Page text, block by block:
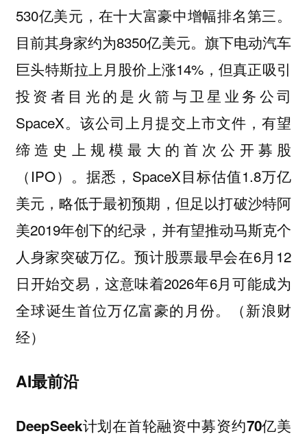
530亿美元，在十大富豪中增幅排名第三。
目前其身家约为8350亿美元。旗下电动汽车
巨头特斯拉上月股价上涨14%，但真正吸引
投资者目光的是火箭与卫星业务公司
SpaceX。该公司上月提交上市文件，有望
缔造史上规模最大的首次公开募股
（IPO）。据悉，SpaceX目标估值1.8万亿
美元，略低于最初预期，但足以打破沙特阿
美2019年创下的纪录，并有望推动马斯克个
人身家突破万亿。预计股票最早会在6月12
日开始交易，这意味着2026年6月可能成为
全球诞生首位万亿富豪的月份。（新浪财
经）
AI最前沿
DeepSeek计划在首轮融资中募资约70亿美